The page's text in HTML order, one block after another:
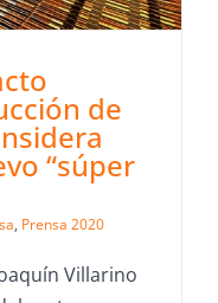
de
“súper
, Prensa 2020
Villarino